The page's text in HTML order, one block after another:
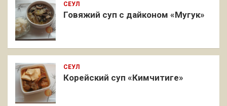
СЕУЛ
Говяжий суп с дайконом «Мугук»
СЕУЛ
Корейский суп «Кимчитиге»